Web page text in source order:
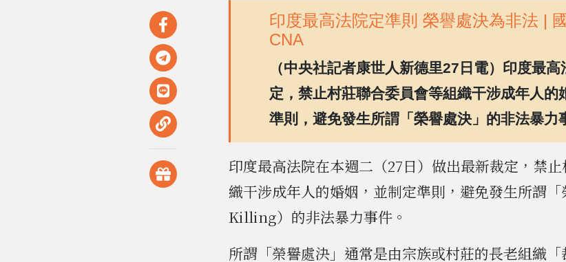
印度最高法院定準則 榮譽處決為非法 |
CNA
（中央社記者康世人新德里27日電）印度最
定，禁止村莊聯合委員會等組織干涉成年人的
準則，避免發生所謂「榮譽處決」的非法暴力
印度最高法院在本週二（27日）做出最新裁定，禁
織干涉成年人的婚姻，並制定準則，避免發生所謂
Killing）的非法暴力事件。
所謂「榮譽處決」通常是由宗族或村莊的長老組織